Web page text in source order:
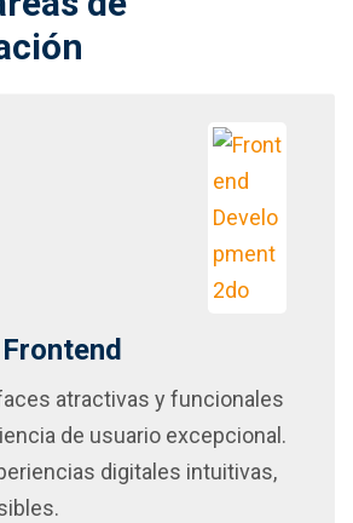
atractivas y funcionales
de usuario excepcional.
digitales intuitivas,